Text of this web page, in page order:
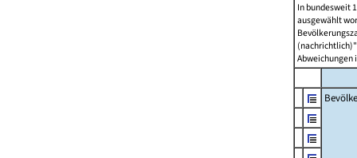
In bundesweit
ausgewählt
Abweichungen